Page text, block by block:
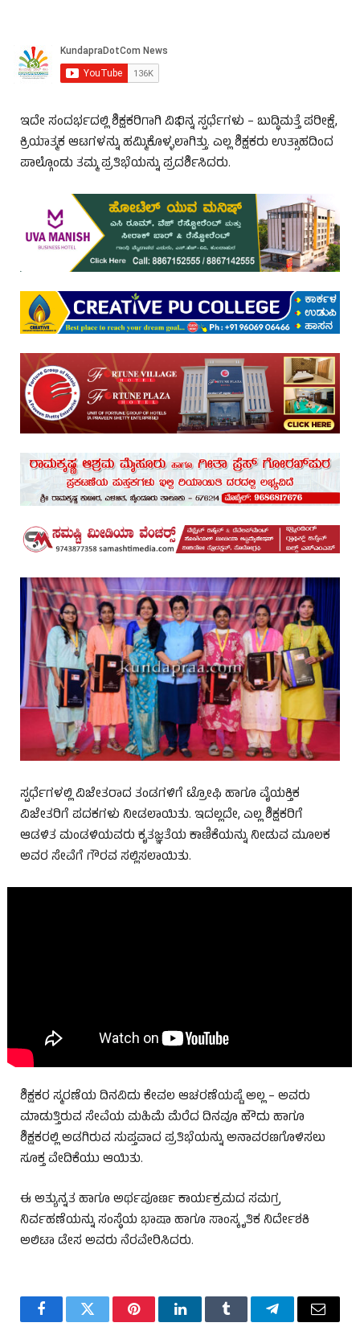
ಇದೇ ಸಂದರ್ಭದಲ್ಲಿ ಶಿಕ್ಷಕರಿಗಾಗಿ ವಿಭಿನ್ನ ಸ್ಪರ್ಧೆಗಳು – ಬುದ್ಧಿಮತ್ತೆ ಪರೀಕ್ಷೆ,
ಕ್ರಿಯಾತ್ಮಕ ಆಟಗಳನ್ನು ಹಮ್ಮಿಕೊಳ್ಳಲಾಗಿತ್ತು. ಎಲ್ಲ ಶಿಕ್ಷಕರು ಉತ್ಸಾಹದಿಂದ
ಪಾಲ್ಗೊಂಡು ತಮ್ಮ ಪ್ರತಿಭೆಯನ್ನು ಪ್ರದರ್ಶಿಸಿದರು.
ಸ್ಪರ್ಧೆಗಳಲ್ಲಿ ವಿಜೇತರಾದ ತಂಡಗಳಿಗೆ ಟ್ರೋಫಿ ಹಾಗೂ ವೈಯಕ್ತಿಕ
ವಿಜೇತರಿಗೆ ಪದಕಗಳು ನೀಡಲಾಯಿತು. ಇದಲ್ಲದೇ, ಎಲ್ಲ ಶಿಕ್ಷಕರಿಗೆ
ಆಡಳಿತ ಮಂಡಳಿಯವರು ಕೃತಜ್ಞತೆಯ ಕಾಣಿಕೆಯನ್ನು ನೀಡುವ ಮೂಲಕ
ಅವರ ಸೇವೆಗೆ ಗೌರವ ಸಲ್ಲಿಸಲಾಯಿತು.
ಶಿಕ್ಷಕರ ಸ್ಮರಣೆಯ ದಿನವಿದು ಕೇವಲ ಆಚರಣೆಯಷ್ಟೆ ಅಲ್ಲ – ಅವರು
ಮಾಡುತ್ತಿರುವ ಸೇವೆಯ ಮಹಿಮೆ ಮೆರೆದ ದಿನವೂ ಹೌದು ಹಾಗೂ
ಶಿಕ್ಷಕರಲ್ಲಿ ಅಡಗಿರುವ ಸುಪ್ತವಾದ ಪ್ರತಿಭೆಯನ್ನು ಅನಾವರಣಗೊಳಿಸಲು
ಸೂಕ್ತ ವೇದಿಕೆಯು ಆಯಿತು.
ಈ ಅತ್ಯುನ್ನತ ಹಾಗೂ ಅರ್ಥಪೂರ್ಣ ಕಾರ್ಯಕ್ರಮದ ಸಮಗ್ರ
ನಿರ್ವಹಣೆಯನ್ನು ಸಂಸ್ಥೆಯ ಭಾಷಾ ಹಾಗೂ ಸಾಂಸ್ಕೃತಿಕ ನಿರ್ದೇಶಕಿ
ಅಲಿಟಾ ಡೇಸ ಅವರು ನೆರವೇರಿಸಿದರು.
FacebookTwitter PinterestLinkedInTumblr TelegramEmail